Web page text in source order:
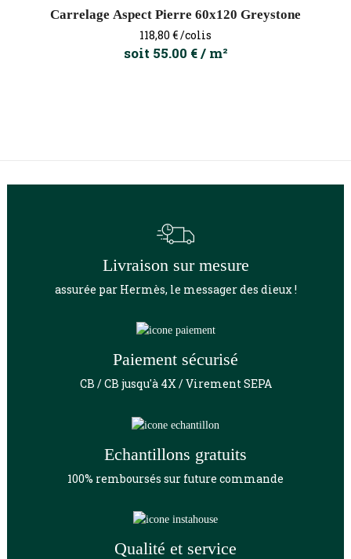
Carrelage Aspect Pierre 60x120 Greystone
Prix
118,80 €/colis
soit 55.00 € / m²
Livraison sur mesure
assurée par Hermès, le messager des dieux !
Paiement sécurisé
CB / CB jusqu'à 4X / Virement SEPA
Echantillons gratuits
100% remboursés sur future commande
Qualité et service